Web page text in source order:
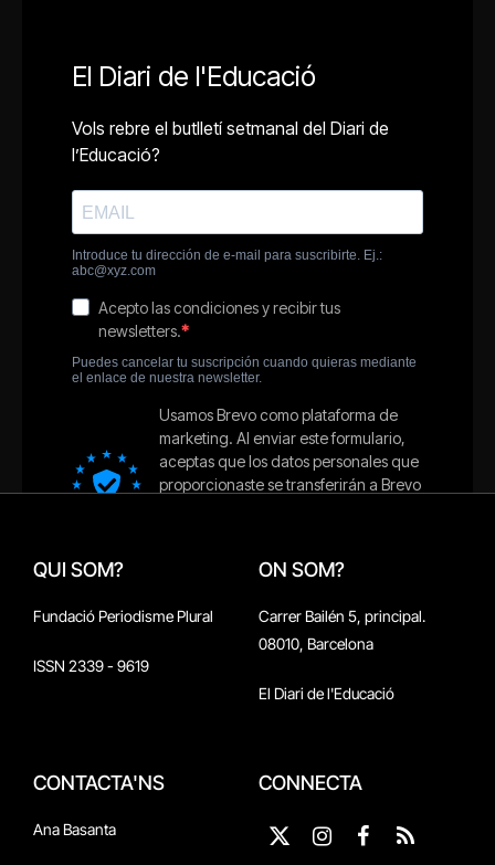
QUI SOM?
Fundació Periodisme Plural
ISSN 2339 - 9619
ON SOM?
Carrer Bailén 5, principal.
08010, Barcelona
El Diari de l'Educació
CONTACTA'NS
Ana Basanta
CONNECTA
X
Instagram
Facebook
RSS